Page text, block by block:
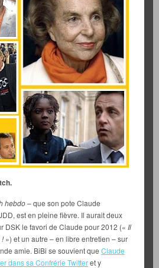
hebdo– que son pote Claude
est en pleine fièvre. Il aurait deux
DSK le favori de Claude pour 2012 (« Il
!») et un autre – en libre entretien – sur
amie. BiBi se souvient que Claude
dans sa Confrérie Twitteret y